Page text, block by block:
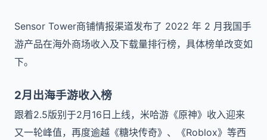
Sensor Tower商铺情报渠道发布了 2022 年 2 月我国手
游产品在海外商场收入及下载量排行榜，具体榜单改变如
下。
2月出海手游收入榜
跟着2.5版别于2月16日上线，米哈游《原神》收入迎来
又一轮峰值，再度逾越《糖块传奇》、《Roblox》等西